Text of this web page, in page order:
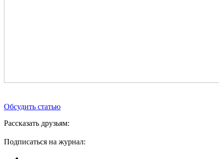
Обсудить статью
Рассказать друзьям:
Подписаться на журнал: